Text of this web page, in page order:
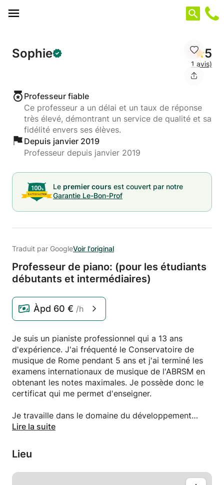
Sophie 5
1 avis)
Professeur fiable
Ce professeur a un délai et un taux de réponse
très élevé, démontrant un service de qualité et sa
fidélité envers ses élèves.
Depuis janvier 2019
Professeur depuis janvier 2019
Le premier cours est couvert par notre
Garantie Le-Bon-Prof
Traduit par GoogleVoir l'original
Professeur de piano: (pour les étudiants
débutants et intermédiaires)
Àpd 60 € /h
Je suis un pianiste professionnel qui a 13 ans
d'expérience. J'ai fréquenté le Conservatoire de
musique de Rome pendant 5 ans et j'ai terminé les
examens internationaux de musique de l'ABRSM en
obtenant les notes maximales. Je possède donc le
certificat qui me permet d'enseigner.
Je travaille dans le domaine du développement
durable et de la RSE et j'aime continuer à pratiquer
l'enseignement. Je peux enseigner à des étudiants
débutants et intermédiaires à tout moment de la
semaine et également le week-end.
Lire la suite
Lieu